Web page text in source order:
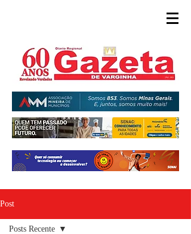
Post
Posts Recente